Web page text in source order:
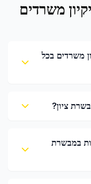
משרדים
משרדים בכל
ציון?
במבשרת